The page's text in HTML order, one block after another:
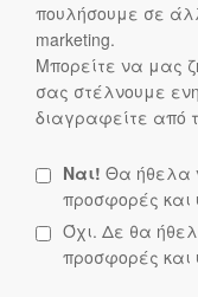
πουλήσουμε σε
marketing.
Μπορείτε να μας
σας στέλνουμε
διαγραφείτε από
Ναι! Θα ήθελα
προσφορές και
Όχι. Δε θα
προσφορές και